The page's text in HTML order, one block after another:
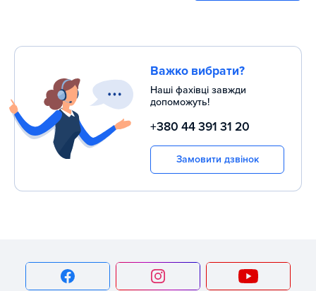
Важко вибрати?
Наші фахівці завжди
допоможуть!
+380 44 391 31 20
Замовити дзвінок